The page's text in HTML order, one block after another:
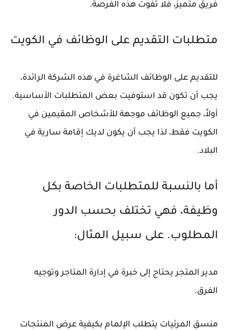
فريق متميز، فلا تفوت هذه الفرصة.
متطلبات التقديم على الوظائف في الكويت
للتقديم على الوظائف الشاغرة في هذه الشركة الرائدة،
يجب أن تكون قد استوفيت بعض المتطلبات الأساسية.
أولاً، جميع الوظائف موجهة للأشخاص المقيمين في
الكويت فقط، لذا يجب أن يكون لديك إقامة سارية في
البلاد.
أما بالنسبة للمتطلبات الخاصة بكل
وظيفة، فهي تختلف بحسب الدور
المطلوب. على سبيل المثال:
مدير المتجر يحتاج إلى خبرة في إدارة المتاجر وتوجيه
الفرق.
منسق المرئيات يتطلب الإلمام بكيفية عرض المنتجات